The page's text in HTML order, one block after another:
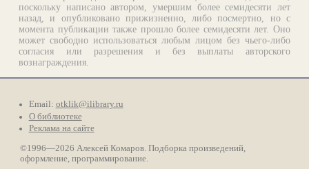
поскольку написано автором, умершим более семидесяти лет
назад, и опубликовано прижизненно, либо посмертно, но с
момента публикации также прошло более семидесяти лет. Оно
может свободно использоваться любым лицом без чьего-либо
согласия или разрешения и без выплаты авторского
вознаграждения.
Email: otklik@ilibrary.ru
О библиотеке
Реклама на сайте
©1996—2026 Алексей Комаров. Подборка произведений,
оформление, программирование.